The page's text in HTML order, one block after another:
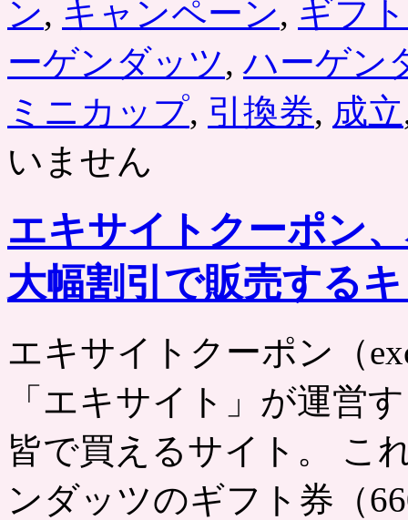
ン, キャンペーン, ギフ
ーゲンダッツ,ハーゲン
ミニカップ, 引換券, 成立
いません
エキサイトクーポン
大幅割引で販売する
エキサイトクーポン（
「エキサイト」が運営
皆で買えるサイト。 こ
ンダッツのギフト券（